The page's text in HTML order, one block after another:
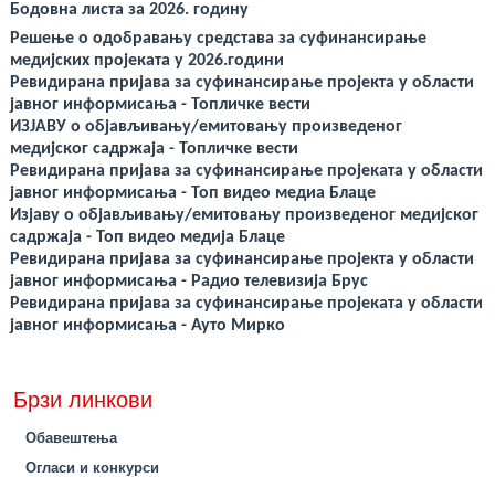
veren
casino
siteleri
Yeni
Bonus
Veren
Siteler
Бодовна листа за 2026. годину
Решење о одобравању средстава за суфинансирање
медијских пројеката у 2026.години
Ревидирана пријава за суфинансирање пројекта у области
јавног информисањa - Топличке вести
ИЗЈАВУ о објављивању/емитовању произведеног
медијског садржаја - Топличке вести
Ревидирана пријава за суфинансирање пројеката у области
јавног информисања - Топ видео медиа Блаце
Изјаву о објављивању/емитовању произведеног медијског
садржаја - Топ видео медија Блаце
Ревидирана пријава за суфинансирање пројекта у области
јавног информисања - Радио телевизија Брус
Ревидирана пријава за суфинансирање пројеката у области
јавног информисања - Ауто Мирко
Брзи линкови
Обавештења
Огласи и конкурси